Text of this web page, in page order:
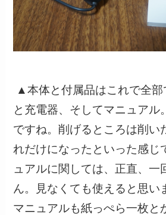
▲本体と付属品はこれで全
と充電器、そしてマニュアル
ですね。削げるところは削い
れだけになったといった感じ
ュアルに関しては、正直、一
ん。見なくても使えると思い
マニュアルも紙っぺら一枚と